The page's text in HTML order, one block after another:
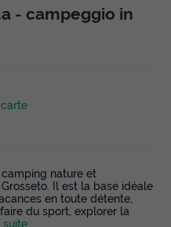
- campeggio in
nature et
Il est la base idéale
en toute détente,
du sport, explorer la
suite